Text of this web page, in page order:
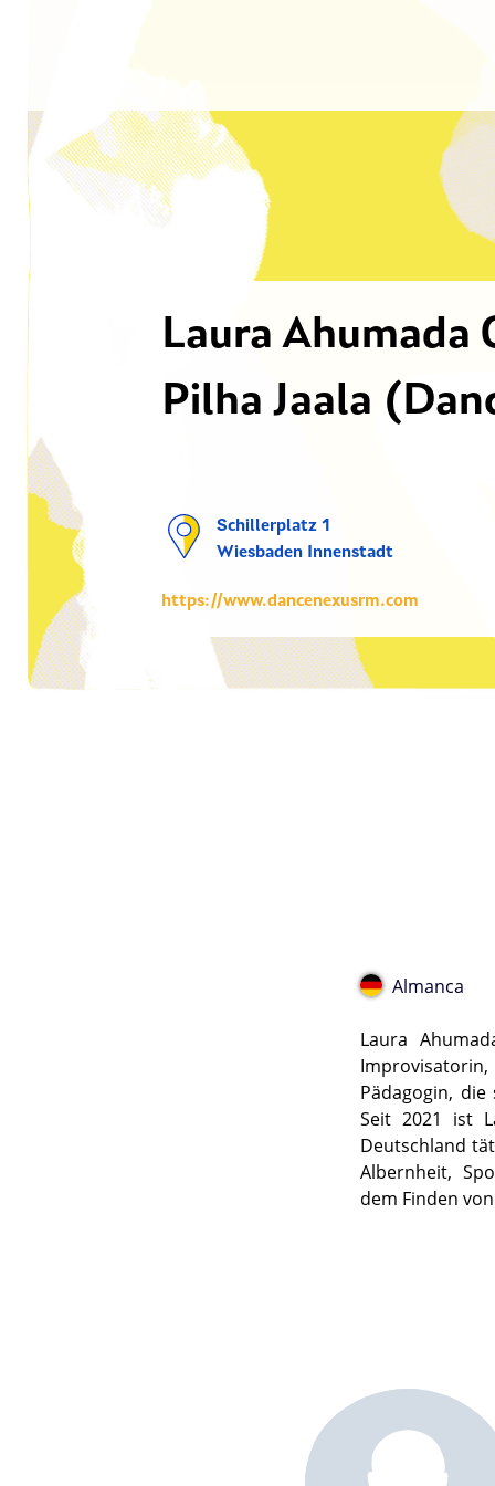
Laura Ahumada
Pilha Jaala
Schillerplatz 1
Wiesbaden Innenstadt
https://www.dancenexusrm.com
Almanca
Laura
Pädagogin,
Seit 2021 ist
Deutschland
Albernheit,
dem Finden